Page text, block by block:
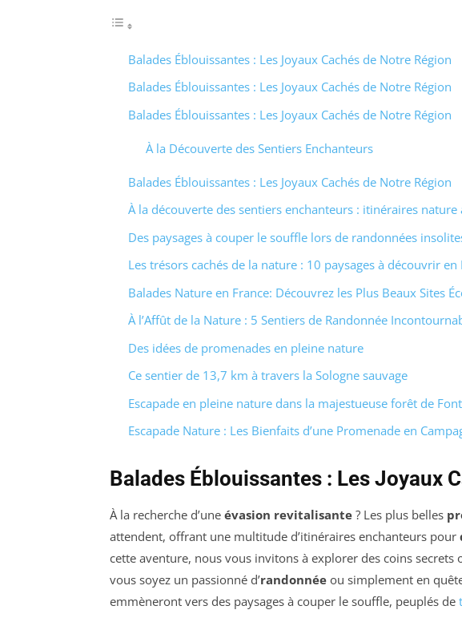
Balades Éblouissantes : Les Joyaux Cachés de Notre Région
Balades Éblouissantes : Les Joyaux Cachés de Notre Région
Balades Éblouissantes : Les Joyaux Cachés de Notre Région
À la Découverte des Sentiers Enchanteurs
Balades Éblouissantes : Les Joyaux Cachés de Notre Région
À la découverte des sentiers enchanteurs : itinéraires nature
Des paysages à couper le souffle lors de randonnées
Les trésors cachés de la nature : 10 paysages à découvrir en
Balades Nature en France: Découvrez les Plus Beaux Sites
À l’Affût de la Nature : 5 Sentiers de Randonnée
Des idées de promenades en pleine nature
Ce sentier de 13,7 km à travers la Sologne sauvage
Escapade en pleine nature dans la majestueuse forêt de
Escapade Nature : Les Bienfaits d’une Promenade en
Balades Éblouissantes : Les Joyaux
À la recherche d’une évasion revitalisante ? Les plus belles
attendent, offrant une multitude d’itinéraires enchanteurs pour
cette aventure, nous vous invitons à explorer des coins secrets
vous soyez un passionné d’randonnée ou simplement en
emmèneront vers des paysages à couper le souffle, peuplés de